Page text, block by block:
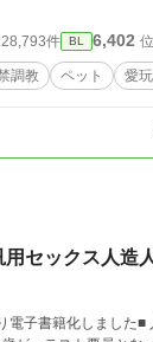
件 BL 6,402
調教 ペット 愛
セックス人造
電子書籍化しました